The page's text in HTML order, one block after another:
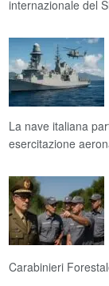
internazionale del
La nave italiana
esercitazione
Carabinieri